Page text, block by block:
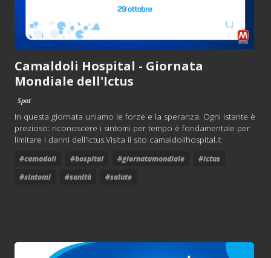
Camaldoli Hospital - Giornata
Mondiale dell'Ictus
Spot
In questa giornata uniamo le forze e la speranza. Ogni istante è
prezioso: riconoscere i sintomi per tempo è fondamentale per
limitare i danni dell'ictus.Visita il sito camaldolihospital.it
#camadoli #hospital #giornatamondiale
#ictus
#sintomi
#sanità #salute